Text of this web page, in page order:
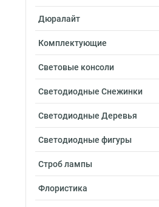
Дюралайт
Комплектующие
Световые консоли
Светодиодные Снежинки
Светодиодные Деревья
Светодиодные фигуры
Строб лампы
Флористика